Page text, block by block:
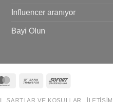
Influencer aranıyor
Bayi Olun
MasterCardBank
Sofort
ŞARTLAR VE KOŞULLAR İLETIŞIM